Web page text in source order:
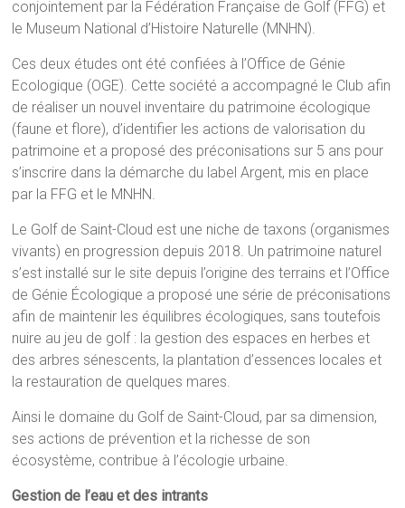
conjointement par la Fédération Française de Golf (FFG) et
le Museum National d’Histoire Naturelle (MNHN).
Ces deux études ont été confiées à l’Office de Génie
Ecologique (OGE). Cette société a accompagné le Club afin
de réaliser un nouvel inventaire du patrimoine écologique
(faune et flore), d’identifier les actions de valorisation du
patrimoine et a proposé des préconisations sur 5 ans pour
s’inscrire dans la démarche du label Argent, mis en place
par la FFG et le MNHN.
Le Golf de Saint-Cloud est une niche de taxons (organismes
vivants) en progression depuis 2018. Un patrimoine naturel
s’est installé sur le site depuis l’origine des terrains et l’Office
de Génie Écologique a proposé une série de préconisations
afin de maintenir les équilibres écologiques, sans toutefois
nuire au jeu de golf : la gestion des espaces en herbes et
des arbres sénescents, la plantation d’essences locales et
la restauration de quelques mares.
Ainsi le domaine du Golf de Saint-Cloud, par sa dimension,
ses actions de prévention et la richesse de son
écosystème, contribue à l’écologie urbaine.
Gestion de l’eau et des intrants